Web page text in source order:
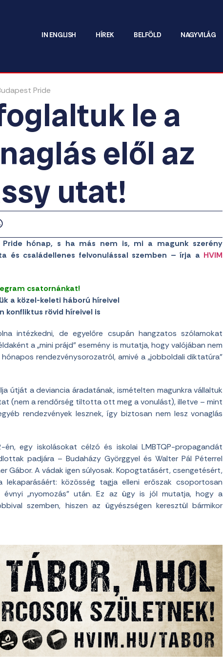
IN ENGLISH HÍREK BELFÖLD NAGYVILÁG
le a
elől az
utat!
hónap, s ha más nem is, mi a magunk szerény
és családellenes felvonulással szemben – írja a HVIM
csatornánkat!
a közel-keleti háború híreivel
konfliktus rövid híreivel is
intézkedni, de egyelőre csupán hangzatos szólamokat
a „mini prájd” esemény is mutatja, hogy valójában nem
rendezvénysorozatról, amivé a „jobboldali diktatúra”
útját a deviancia áradatának, ismételten magunkra vállaltuk
(nem a rendőrség tiltotta ott meg a vonulást), illetve – mint
rendezvények lesznek, így biztosan nem lesz vonaglás
egy iskolásokat célzó és iskolai LMBTQP-propagandát
padjára – Budaházy Györggyel és Walter Pál Péterrel
Gábor. A vádak igen súlyosak. Kopogtatásért, csengetésért,
közösség tagja elleni erőszak csoportosan
„nyomozás” után. Ez az ügy is jól mutatja, hogy a
szemben, hiszen az ügyészségen keresztül bármikor